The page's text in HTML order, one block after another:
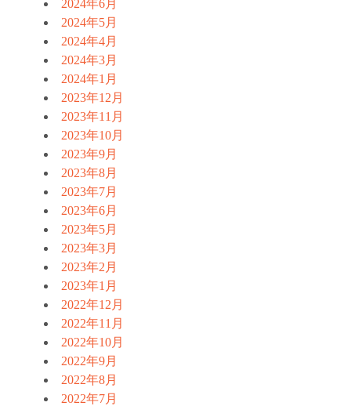
2024年6月
2024年5月
2024年4月
2024年3月
2024年1月
2023年12月
2023年11月
2023年10月
2023年9月
2023年8月
2023年7月
2023年6月
2023年5月
2023年3月
2023年2月
2023年1月
2022年12月
2022年11月
2022年10月
2022年9月
2022年8月
2022年7月